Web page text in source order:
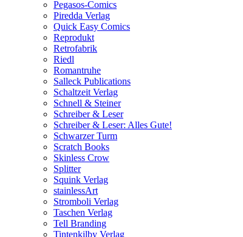
Pegasos-Comics
Piredda Verlag
Quick Easy Comics
Reprodukt
Retrofabrik
Riedl
Romantruhe
Salleck Publications
Schaltzeit Verlag
Schnell & Steiner
Schreiber & Leser
Schreiber & Leser: Alles Gute!
Schwarzer Turm
Scratch Books
Skinless Crow
Splitter
Squink Verlag
stainlessArt
Stromboli Verlag
Taschen Verlag
Tell Branding
Tintenkilby Verlag